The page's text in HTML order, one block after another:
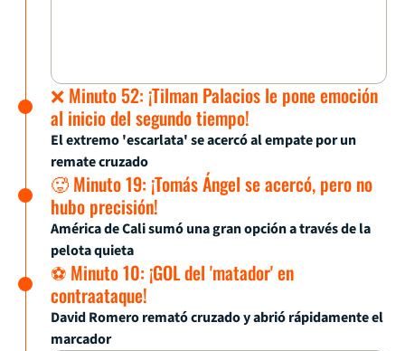
❌ Minuto 52: ¡Tilman Palacios le pone emoción
al inicio del segundo tiempo!
El extremo 'escarlata' se acercó al empate por un
remate cruzado
🥵 Minuto 19: ¡Tomás Ángel se acercó, pero no
hubo precisión!
América de Cali sumó una gran opción a través de la
pelota quieta
⚽ Minuto 10: ¡GOL del 'matador' en
contraataque!
David Romero remató cruzado y abrió rápidamente el
marcador